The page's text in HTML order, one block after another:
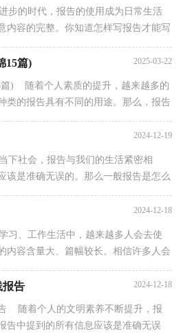
的时代，报告的使用成为日常生活
内容的完整。你知道怎样写报告才能写
15篇) 2025-03-22
篇) 随着个人素质的提升，越来越多的
类的报告具有不同的用途。那么，报告
2024-12-19
社会，报告与我们的生活紧密相
该是准确无误的。那么一般报告是怎么
集的孤寡老人社会实践报...
2024-12-18
、工作生活中，越来越多人会去使
内容含量大、篇幅较长。相信许多人会
报告 2024-12-18
随着个人的文明素养不断提升，报
告中提到的所有信息应该是准确无误